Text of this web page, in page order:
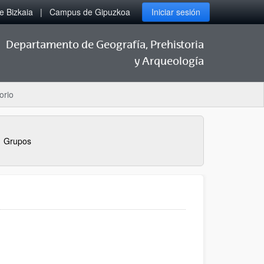
Bizkaia Campus de Gipuzkoa Iniciar sesión
Departamento de Geografía, Prehistoria
y Arqueología
Grupos